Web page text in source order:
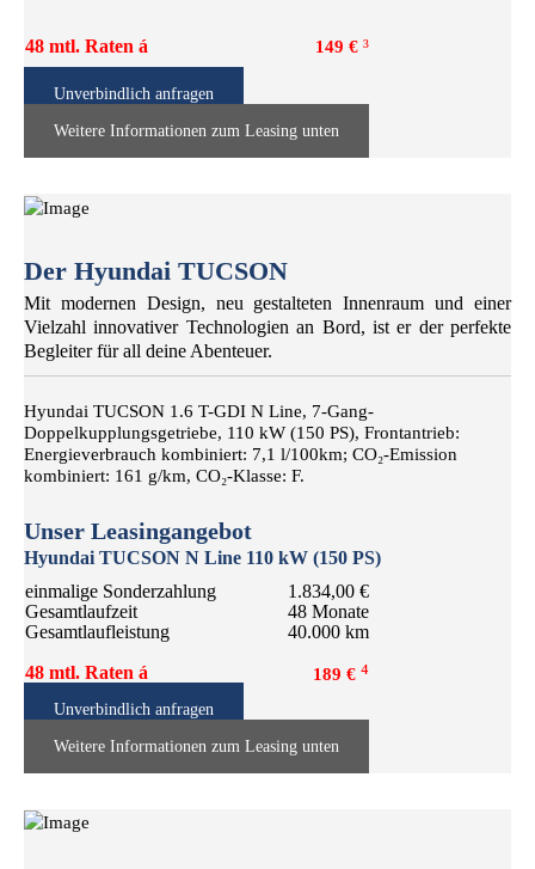
48 mtl. Raten á 149 € ³
Unverbindlich anfragen
Weitere Informationen zum Leasing unten
Der Hyundai TUCSON
Mit modernen Design, neu gestalteten Innenraum und einer
Vielzahl innovativer Technologien an Bord, ist er der perfekte
Begleiter für all deine Abenteuer.
Hyundai TUCSON 1.6 T-GDI N Line, 7-Gang-
Doppelkupplungsgetriebe, 110 kW (150 PS), Frontantrieb:
Energieverbrauch kombiniert: 7,1 l/100km; CO₂-Emission
kombiniert: 161 g/km, CO₂-Klasse: F.
Unser Leasingangebot
Hyundai TUCSON N Line 110 kW (150 PS)
einmalige Sonderzahlung
1.834,00 €
Gesamtlaufzeit
48 Monate
Gesamtlaufleistung
40.000 km
48 mtl. Raten á
189 € ⁴
Unverbindlich anfragen
Weitere Informationen zum Leasing unten